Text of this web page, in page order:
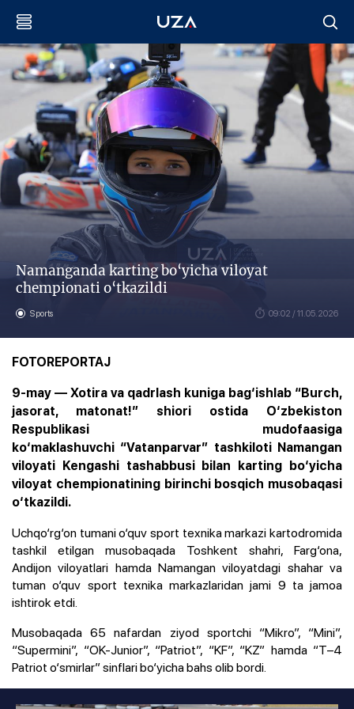
Namanganda karting bo‘yicha viloyat
chempionati o‘tkazildi
Sports 09:02 / 11.05.2026
FOTOREPORTAJ
9-may — Xotira va qadrlash kuniga bag‘ishlab “Burch,
jasorat, matonat!” shiori ostida O‘zbekiston
Respublikasi mudofaasiga
ko‘maklashuvchi “Vatanparvar” tashkiloti Namangan
viloyati Kengashi tashabbusi bilan karting bo‘yicha
viloyat chempionatining birinchi bosqich musobaqasi
o‘tkazildi.
Uchqo‘rg‘on tumani o‘quv sport texnika markazi kartodromida
tashkil etilgan musobaqada Toshkent shahri, Farg‘ona,
Andijon viloyatlari hamda Namangan viloyatdagi shahar va
tuman o‘quv sport texnika markazlaridan jami 9 ta jamoa
ishtirok etdi.
Musobaqada 65 nafardan ziyod sportchi “Mikro”, “Mini”,
“Supermini”, “OK-Junior”, “Patriot”, “KF”, “KZ” hamda “T–4
Patriot o‘smirlar” sinflari bo‘yicha bahs olib bordi.